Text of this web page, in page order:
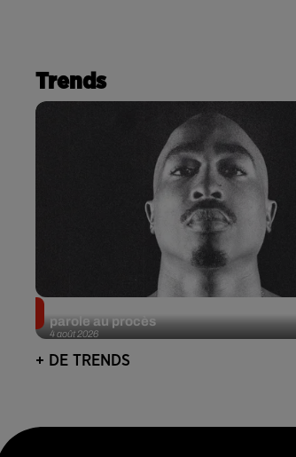
Trends
4 août 2026
parole au procès
+ DE TRENDS